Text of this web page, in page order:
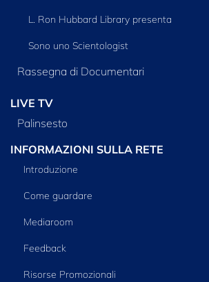
L. Ron Hubbard Library presenta
Sono uno Scientologist
Rassegna di Documentari
LIVE TV
Palinsesto
INFORMAZIONI SULLA RETE
Introduzione
Come guardare
Mediaroom
Feedback
Risorse Promozionali